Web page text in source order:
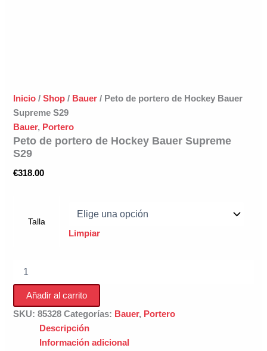
Inicio /Shop / Bauer / Peto de portero de Hockey Bauer
Supreme S29
Bauer, Portero
Peto de portero de Hockey Bauer Supreme
S29
€318.00
Talla
Limpiar
portero
Hockey
Supreme
Añadir al carrito
SKU:85328 Categorías: Bauer, Portero
Descripción
Información adicional